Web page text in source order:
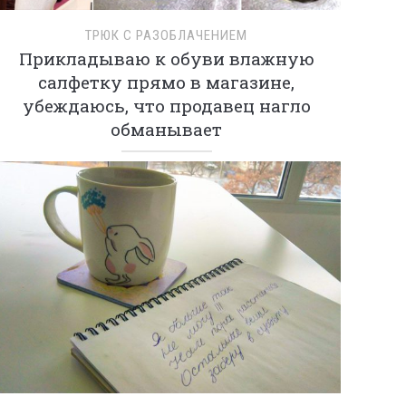
ТРЮК С РАЗОБЛАЧЕНИЕМ
Прикладываю к обуви влажную
салфетку прямо в магазине,
убеждаюсь, что продавец нагло
обманывает